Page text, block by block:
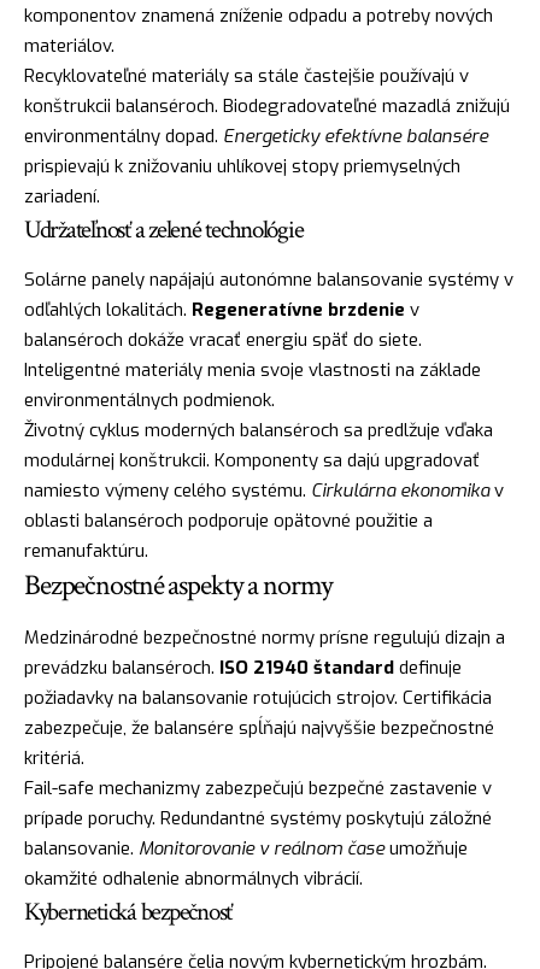
komponentov znamená zníženie odpadu a potreby nových
materiálov.
Recyklovateľné materiály sa stále častejšie používajú v
konštrukcii balanséroch. Biodegradovateľné mazadlá znižujú
environmentálny dopad. Energeticky efektívne balansére
prispievajú k znižovaniu uhlíkovej stopy priemyselných
zariadení.
Udržateľnosť a zelené technológie
Solárne panely napájajú autonómne balansovanie systémy v
odľahlých lokalitách. Regeneratívne brzdenie v
balanséroch dokáže vracať energiu späť do siete.
Inteligentné materiály menia svoje vlastnosti na základe
environmentálnych podmienok.
Životný cyklus moderných balanséroch sa predlžuje vďaka
modulárnej konštrukcii. Komponenty sa dajú upgradovať
namiesto výmeny celého systému. Cirkulárna ekonomikav
oblasti balanséroch podporuje opätovné použitie a
remanufaktúru.
Bezpečnostné aspekty a normy
Medzinárodné bezpečnostné normy prísne regulujú dizajn a
prevádzku balanséroch. ISO 21940 štandard definuje
požiadavky na balansovanie rotujúcich strojov. Certifikácia
zabezpečuje, že balansére spĺňajú najvyššie bezpečnostné
kritériá.
Fail-safe mechanizmy zabezpečujú bezpečné zastavenie v
prípade poruchy. Redundantné systémy poskytujú záložné
balansovanie. Monitorovanie v reálnom časeumožňuje
okamžité odhalenie abnormálnych vibrácií.
Kybernetická bezpečnosť
Pripojené balansére čelia novým kybernetickým hrozbám.